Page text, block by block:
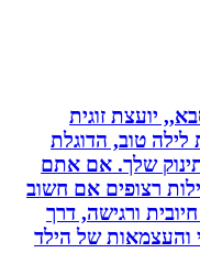
זוגית
טוב, הדוגלת
שלך. אם אתם
אם חשוב
ורגישה, דרך
של הילד